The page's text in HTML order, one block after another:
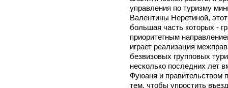
управления по туризму
Валентины Неретиной,
большая часть которых -
приоритетным
играет реализация
безвизовых групповых
несколько последних лет
Фуюаня и правительством
тем, чтобы упростить